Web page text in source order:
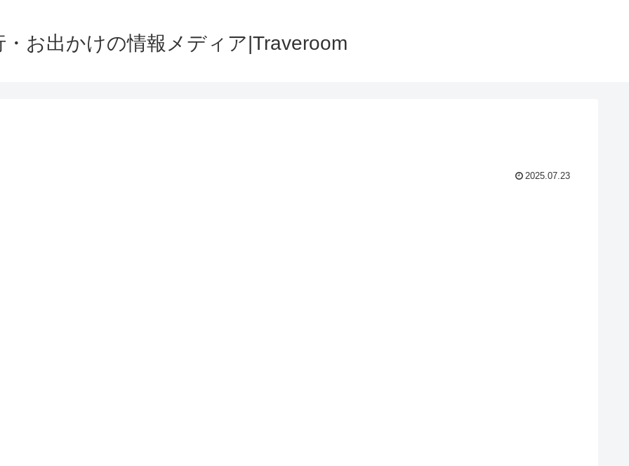
・お出かけの情報メディア|Traveroom
2025.07.23